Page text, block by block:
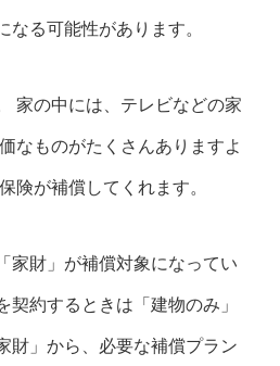
なる可能性があります。
家の中には、テレビなどの家
なものがたくさんありますよ
険が補償してくれます。
家財」が補償対象になってい
契約するときは「建物のみ」
財」から、必要な補償プラン